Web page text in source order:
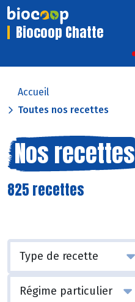
Biocoop Chatte
Accueil
Toutes nos recettes
Nos recettes
825 recettes